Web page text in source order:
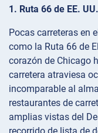
1. Ruta 66 de EE.
Pocas carreteras en
como la Ruta 66 de
corazón de Chicago
carretera atraviesa
incomparable al
restaurantes de
amplias vistas del
recorrido de lista de